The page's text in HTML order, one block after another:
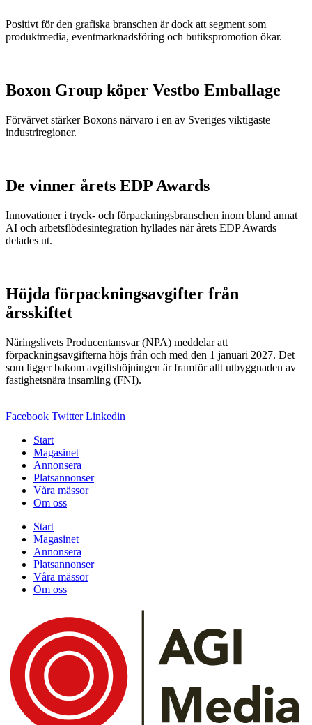
Positivt för den grafiska branschen är dock att segment som
produktmedia, eventmarknadsföring och butikspromotion ökar.
Boxon Group köper Vestbo Emballage
Förvärvet stärker Boxons närvaro i en av Sveriges viktigaste
industriregioner.
De vinner årets EDP Awards
Innovationer i tryck- och förpackningsbranschen inom bland annat
AI och arbetsflödesintegration hyllades när årets EDP Awards
delades ut.
Höjda förpackningsavgifter från
årsskiftet
Näringslivets Producentansvar (NPA) meddelar att
förpackningsavgifterna höjs från och med den 1 januari 2027. Det
som ligger bakom avgiftshöjningen är framför allt utbyggnaden av
fastighetsnära insamling (FNI).
Facebook Twitter Linkedin
Start
Magasinet
Annonsera
Platsannonser
Våra mässor
Om oss
Start
Magasinet
Annonsera
Platsannonser
Våra mässor
Om oss